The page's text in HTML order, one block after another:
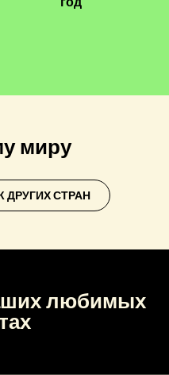
миру
ДРУГИХ СТРАН
любимых